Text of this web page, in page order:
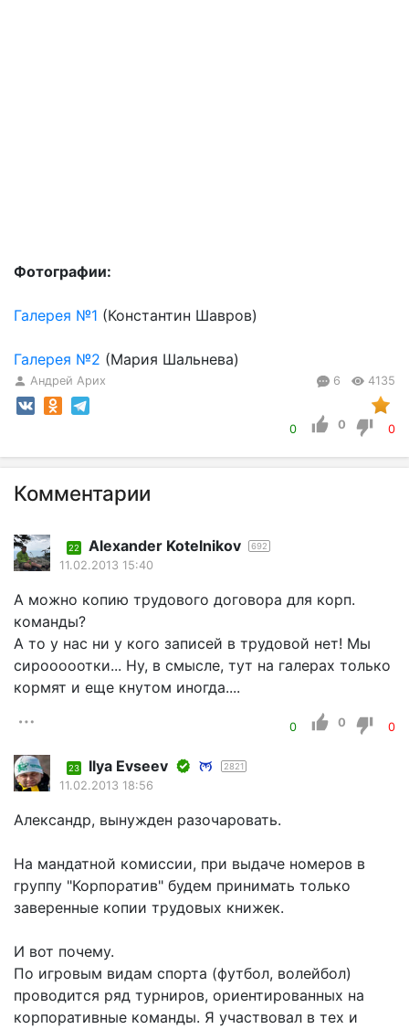
Фотографии:
Галерея №1 (Константин Шавров)
Галерея №2 (Мария Шальнева)
Андрей Арих 6 4135
0 0 0
Комментарии
22 Alexander Kotelnikov 692
11.02.2013 15:40
А можно копию трудового договора для корп.
команды?
А то у нас ни у кого записей в трудовой нет! Мы
сирооооотки... Ну, в смысле, тут на галерах только
кормят и еще кнутом иногда....
0 0 0
23 Ilyа Еvsееv 2821
11.02.2013 18:56
Александр, вынужден разочаровать.
На мандатной комиссии, при выдаче номеров в
группу "Корпоратив" будем принимать только
заверенные копии трудовых книжек.
И вот почему.
По игровым видам спорта (футбол, волейбол)
проводится ряд турниров, ориентированных на
корпоративные команды. Я участвовал в тех и